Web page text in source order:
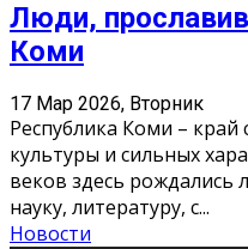
Люди,
Коми
17 Мар 2026, Вторник
Республика Коми –
культуры и сильных
веков здесь рождались
науку, литературу, с...
Новости